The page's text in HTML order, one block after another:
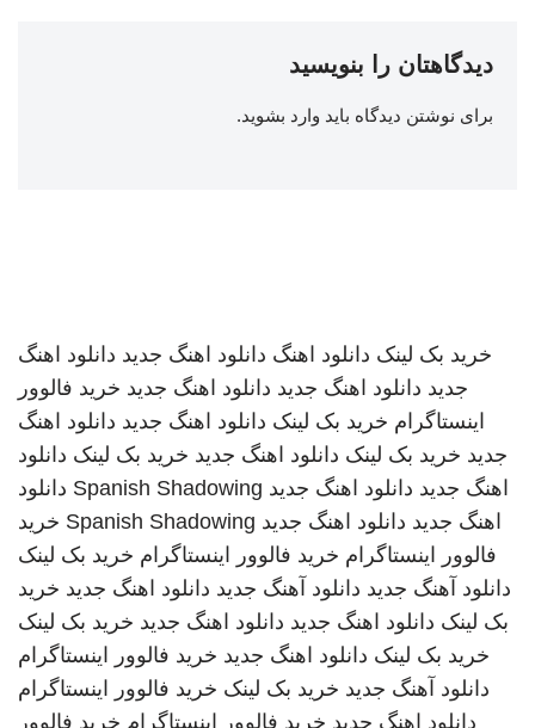
دیدگاهتان را بنویسید
برای نوشتن دیدگاه باید وارد بشوید.
خرید بک لینک دانلود اهنگ دانلود اهنگ جدید دانلود اهنگ
جدید دانلود اهنگ جدید دانلود اهنگ جدید خرید فالوور
اینستاگرام خرید بک لینک دانلود اهنگ جدید دانلود اهنگ
جدید خرید بک لینک دانلود اهنگ جدید خرید بک لینک دانلود
اهنگ جدید دانلود اهنگ جدید Spanish Shadowing دانلود
اهنگ جدید دانلود اهنگ جدید Spanish Shadowing خرید
فالوور اینستاگرام خرید فالوور اینستاگرام خرید بک لینک
دانلود آهنگ جدید دانلود آهنگ جدید دانلود اهنگ جدید خرید
بک لینک دانلود اهنگ جدید دانلود اهنگ جدید خرید بک لینک
خرید بک لینک دانلود اهنگ جدید خرید فالوور اینستاگرام
دانلود آهنگ جدید خرید بک لینک خرید فالوور اینستاگرام
دانلود اهنگ جدید خرید فالوور اینستاگرام خرید فالوور